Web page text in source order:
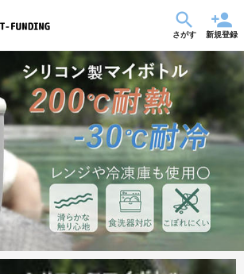
さがす 新規登録